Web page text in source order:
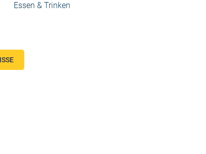
Essen & Trinken